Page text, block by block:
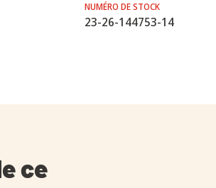
NUMÉRO DE STOCK
23-26-144753-14
ce